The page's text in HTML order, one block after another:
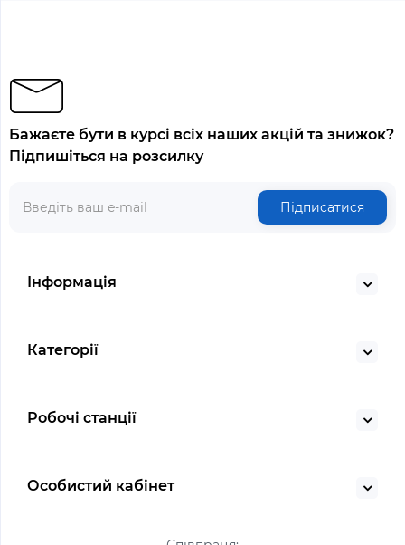
Бажаєте бути в курсі всіх наших акцій та знижок?
Підпишіться на розсилку
Підписатися
Інформація
Категорії
Робочі станції
Особистий кабінет